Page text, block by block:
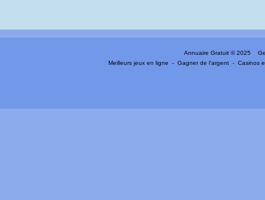
Annuaire Gratuit © 2025
Meilleurs jeux en ligne
-Gagner de l'argent -Casinos